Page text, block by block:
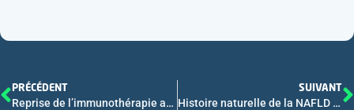
PRÉCÉDENT
Reprise de l’immunothérapie après une hépatite
SUIVANT
Histoire naturelle de la NAFLD chez les patients avec un IMC normal